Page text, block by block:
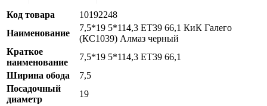
Код товара
10192248
Наименование
7,5*19 5*114,3 ET39 66,1 КиК Галего
(КС1039) Алмаз черный
Краткое
наименование
7,5*19 5*114,3 ET39 66,1
Ширина обода
7,5
Посадочный
диаметр
19